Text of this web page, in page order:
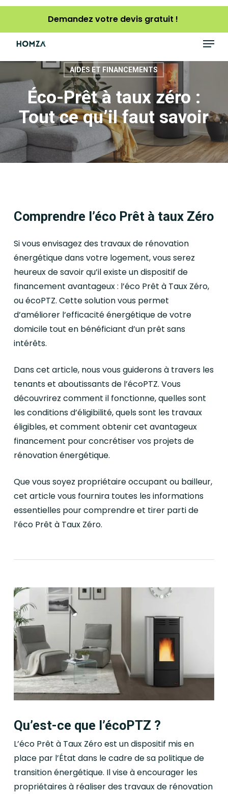
Skip
main
content
Demandez votre devis gratuit !
Menu
AIDES ET FINANCEMENTS
Éco-Prêt à taux zéro :
Tout ce qu’il faut savoir
Comprendre l’éco Prêt à taux Zéro
Si vous envisagez des travaux de rénovation
énergétique dans votre logement, vous serez
heureux de savoir qu’il existe un dispositif de
financement avantageux : l’éco Prêt à Taux Zéro,
ou écoPTZ. Cette solution vous permet
d’améliorer l’efficacité énergétique de votre
domicile tout en bénéficiant d’un prêt sans
intérêts.
Dans cet article, nous vous guiderons à travers les
tenants et aboutissants de l’écoPTZ. Vous
découvrirez comment il fonctionne, quelles sont
les conditions d’éligibilité, quels sont les travaux
éligibles, et comment obtenir cet avantageux
financement pour concrétiser vos projets de
rénovation énergétique.
Que vous soyez propriétaire occupant ou bailleur,
cet article vous fournira toutes les informations
essentielles pour comprendre et tirer parti de
l’éco Prêt à Taux Zéro.
Qu’est-ce que l’écoPTZ ?
L’éco Prêt à Taux Zéro est un dispositif mis en
place par l’État dans le cadre de sa politique de
transition énergétique. Il vise à encourager les
propriétaires à réaliser des travaux de rénovation